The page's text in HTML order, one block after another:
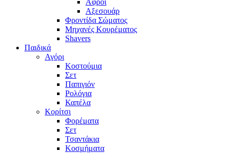
Αξεσουάρ
Φροντίδα Σώματος
Μηχανές Κουρέματος
Shavers
Παιδικά
Αγόρι
Κοστούμια
Σετ
Παπιγιόν
Ρολόγια
Καπέλα
Κορίτσι
Φορέματα
Σετ
Τσαντάκια
Κοσμήματα